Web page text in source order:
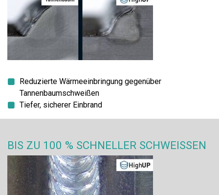
Reduzierte Wärmeeinbringung gegenüber
Tannenbaumschweißen
Tiefer, sicherer Einbrand
BIS ZU 100 % SCHNELLER SCHWEISSEN